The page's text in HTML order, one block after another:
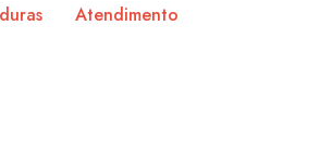
Atendimento